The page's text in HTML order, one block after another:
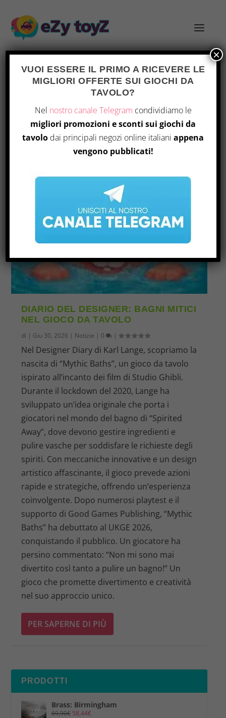
TAG:KARL LANGE
DIARIO DEL DESIGNER: BAGNI MITICI
NEL GIOCO DA TAVOLO
di | Giu 30, 2026 | Notizie | 0 |
Nel Designer Diary di Karl Lange, scopriamo la
nascita di “Mythic Baths”, un gioco da tavolo
ispirato all’incanto dei film di Studio Ghibli.
Durante il lockdown del 2020, Lange ha
sviluppato un’idea originale che porta i
giocatori nel mondo del bagno di “Spirited
Away”, dove devono gestire ingredienti e
pulire vasche per soddisfare le richieste degli
spiriti. Con meccaniche innovative e un design
artistico affascinante, il gioco prevede azioni
rapide e strategiche, offrendo un’esperienza
coinvolgente. Dopo numerosi playtest e il
supporto di Good Games Publishing, “Mythic
Baths” ha debuttato al UKGE 2026,
conquistando il pubblico. Un giocatore ha
persino commentato: “Non mi sono mai
divertito così tanto a pulire un bagno!” Un
gioco che promette divertimento e creatività
nel suo approccio unico.
PER SAPERNE DI PIÙ
PRODOTTI
Brass: Birmingham
69,90€ 58,44€
VUOI ESSERE IL PRIMO A RICEVERE LE
MIGLIORI OFFERTE SUI GIOCHI DA
TAVOLO?
Nel nostro canale Telegram condividiamo le
migliori promozioni e sconti sui giochi da
tavolo dai principali negozi online italiani appena
vengono pubblicati!
×